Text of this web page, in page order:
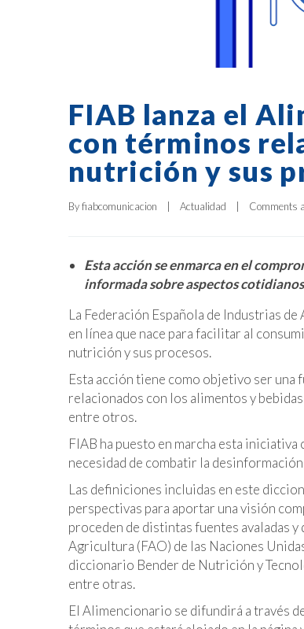
FIAB lanza el
con términos
nutrición y sus
By fiabcomunicacion Actualidad Comments
Esta acción se enmarca en el
informada sobre aspectos
La Federación Española de Industrias
en línea que nace para facilitar al
nutrición y sus procesos.
Esta acción tiene como objetivo ser una
relacionados con los alimentos y
entre otros.
FIAB ha puesto en marcha esta
necesidad de combatir la
Las definiciones incluidas en este
perspectivas para aportar una visión
proceden de distintas fuentes avaladas
Agricultura (FAO) de las Naciones
diccionario Bender de Nutrición y
entre otras.
El Alimencionario se difundirá a través